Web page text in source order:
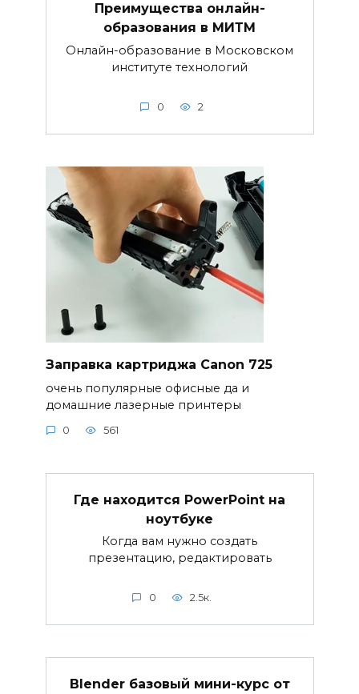
Преимущества онлайн-
образования в МИТМ
Онлайн-образование в Московском
институте технологий
0 2
Заправка картриджа Canon 725
очень популярные офисные да и
домашние лазерные принтеры
0 561
Где находится PowerPoint на
ноутбуке
Когда вам нужно создать
презентацию, редактировать
0 2.5к.
Blender базовый мини-курс от